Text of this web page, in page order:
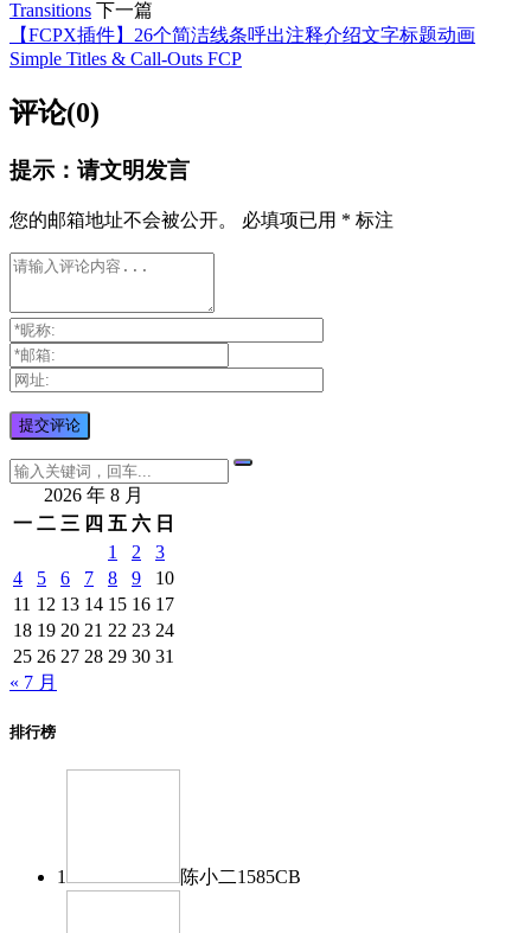
Transitions 下一篇
【FCPX插件】26个简洁线条呼出注释介绍文字标题动画
Simple Titles & Call-Outs FCP
评论(0)
提示：请文明发言
您的邮箱地址不会被公开。 必填项已用 * 标注
2026 年 8 月
一 二 三 四 五 六 日
1
2
3
4
5 6 7 8 9
10
11 12 13 14 15 16 17
18 19 20 21 22 23 24
25 26 27 28 29 30 31
« 7 月
排行榜
1 陈小二1585CB